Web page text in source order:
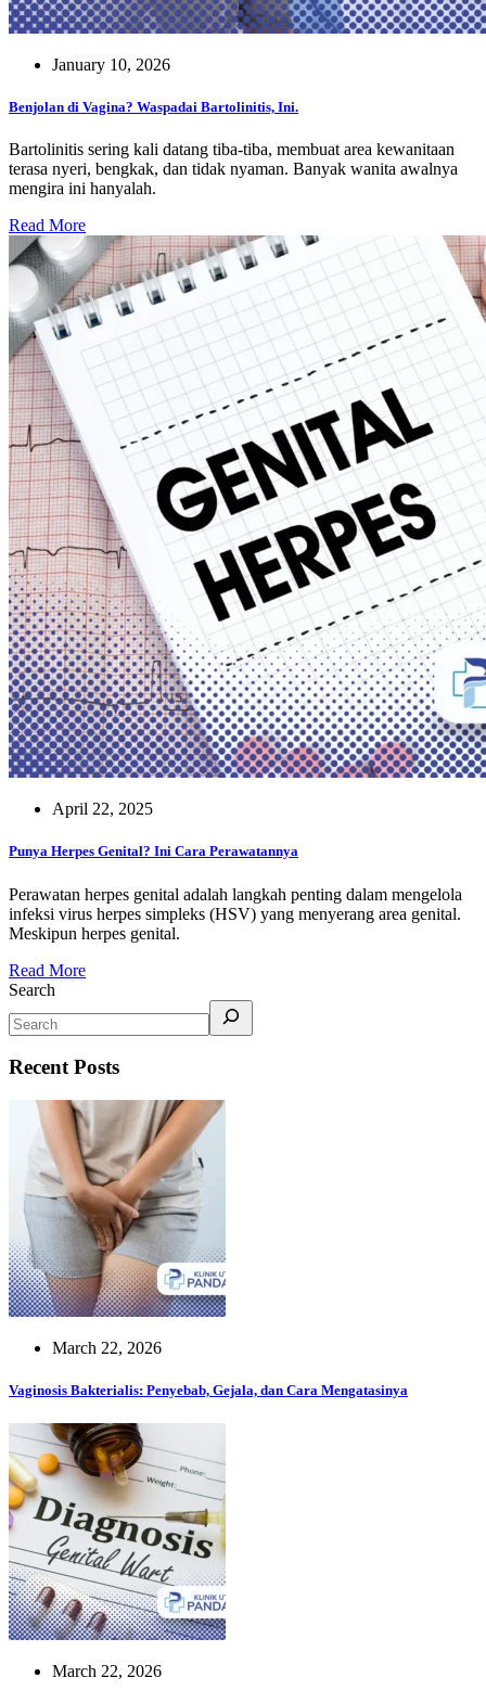
January 10, 2026
Benjolan di Vagina? Waspadai Bartolinitis, Ini.
Bartolinitis sering kali datang tiba-tiba, membuat area kewanitaan
terasa nyeri, bengkak, dan tidak nyaman. Banyak wanita awalnya
mengira ini hanyalah.
Read More
April 22, 2025
Punya Herpes Genital? Ini Cara Perawatannya
Perawatan herpes genital adalah langkah penting dalam mengelola
infeksi virus herpes simpleks (HSV) yang menyerang area genital.
Meskipun herpes genital.
Read More
Search
Recent Posts
March 22, 2026
Vaginosis Bakterialis: Penyebab, Gejala, dan Cara Mengatasinya
March 22, 2026